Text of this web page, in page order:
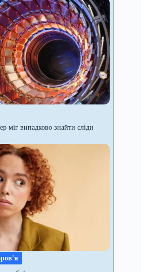
міг випадково знайти сліди